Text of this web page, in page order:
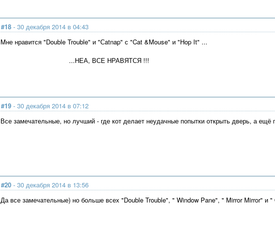
#18 - 30 декабря 2014 в 04:43
Mне нравится "Double Trouble" и "Сatnap" с "Cat &Mouse" и "Hop It" ...
...НЕА, ВСЕ НРАВЯТСЯ !!!
#19 - 30 декабря 2014 в 07:12
Все замечательные, но лучший - где кот делает неудачные попытки открыть дверь, а ещё
#20 - 30 декабря 2014 в 13:56
Да все замечательные) но больше всех "Double Trouble", " Window Pane", " Mirror Mirror" и